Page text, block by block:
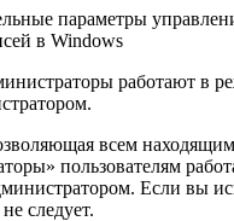
работают в
всем
пользователям
Если вы
следует.